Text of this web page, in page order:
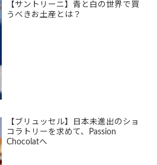
【サントリーニ】青と白の世界で買
うべきお土産とは？
【ブリュッセル】日本未進出のショ
コラトリーを求めて、Passion
Chocolatへ